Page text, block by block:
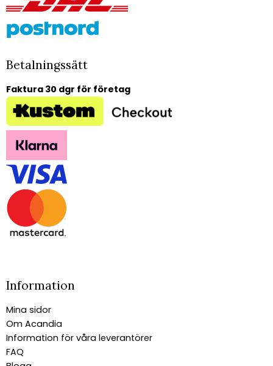
Betalningssätt
Faktura 30 dgr för företag
Information
Mina sidor
Om Acandia
Information för våra leverantörer
FAQ